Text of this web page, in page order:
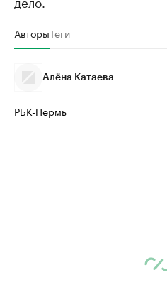
АвторыТеги
Алёна Катаева
РБК-Пермь